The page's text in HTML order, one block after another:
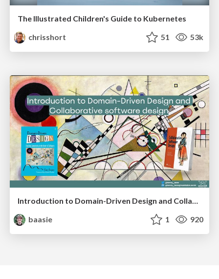
The Illustrated Children's Guide to Kubernetes
chrisshort
51 53k
baasie
1 920